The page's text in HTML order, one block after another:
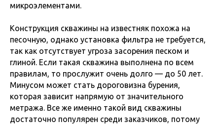
микроэлементами.
Конструкция скважины на известняк похожа на
песочную, однако установка фильтра не требуется,
так как отсутствует угроза засорения песком и
глиной. Если такая скважина выполнена по всем
правилам, то прослужит очень долго — до 50 лет.
Минусом может стать дороговизна бурения,
которая зависит напрямую от значительного
метража. Все же именно такой вид скважины
достаточно популярен среди заказчиков, потому